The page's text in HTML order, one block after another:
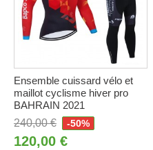
Ensemble cuissard vélo et
maillot cyclisme hiver pro
BAHRAIN 2021
240,00 €
-50%
120,00 €